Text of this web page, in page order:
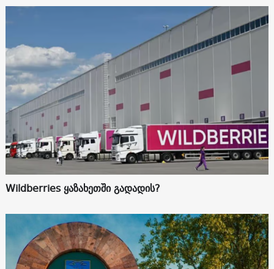
Wildberries ყაზახეთში გადადის?